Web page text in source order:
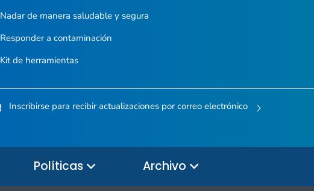
Nadar de manera saludable y segura
Responder a contaminación
Kit de herramientas
Inscribirse para recibir actualizaciones por correo electrónico
Políticas Archivo